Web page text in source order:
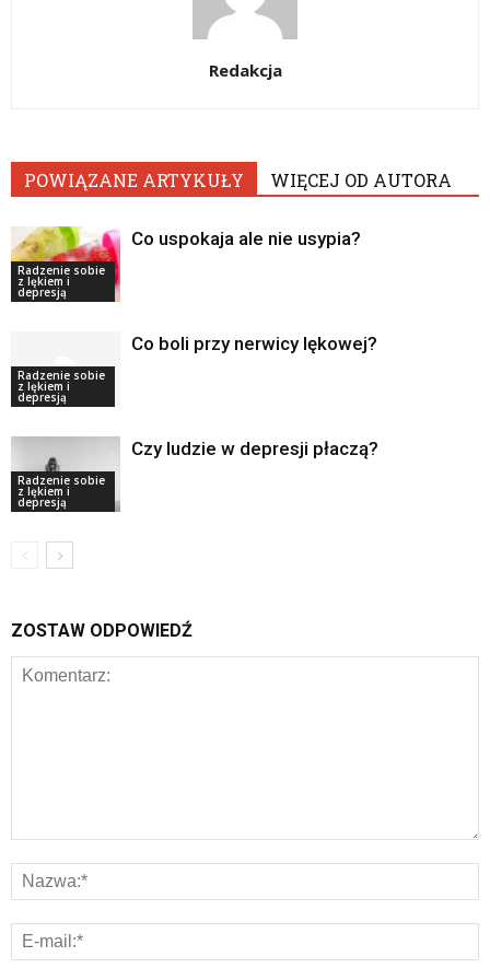
Redakcja
POWIĄZANE ARTYKUŁY WIĘCEJ OD AUTORA
Radzenie sobie
z lękiem i
depresją
Co uspokaja ale nie usypia?
Radzenie sobie
z lękiem i
depresją
Co boli przy nerwicy lękowej?
Radzenie sobie
z lękiem i
depresją
Czy ludzie w depresji płaczą?
ZOSTAW ODPOWIEDŹ